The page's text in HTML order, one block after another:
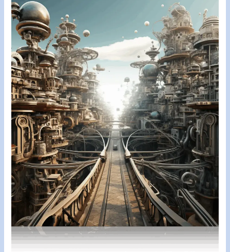
Workshop
Grundlagen
des
Machine
Learning